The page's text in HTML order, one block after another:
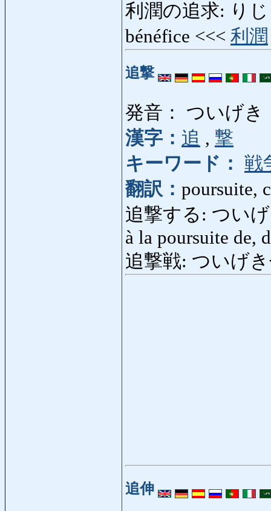
利潤の追求: り
bénéfice <<< 利潤
追撃
発音： ついげき
漢字： 追 , 撃
キーワード： 戦
翻訳： poursuite,
追撃する: ついげ
à la poursuite de,
追撃戦: ついげ
追伸